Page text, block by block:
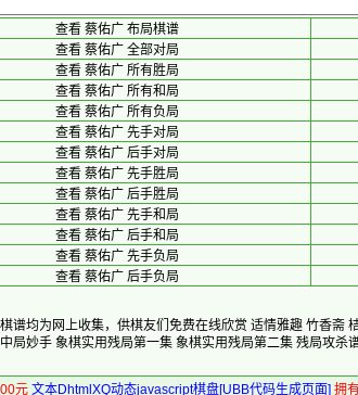
查看 蔡佑广 布局棋谱
查看 蔡佑广 全部对局
查看 蔡佑广 所有胜局
查看 蔡佑广 所有和局
查看 蔡佑广 所有负局
查看 蔡佑广 先手对局
查看 蔡佑广 后手对局
查看 蔡佑广 先手胜局
查看 蔡佑广 后手胜局
查看 蔡佑广 先手和局
查看 蔡佑广 后手和局
查看 蔡佑广 先手负局
查看 蔡佑广 后手负局
均为网上收集，供棋友们免费在线欣赏 适情雅趣 竹香斋
中局妙手 象棋实用残局第一集 象棋实用残局第二集 残局攻杀
元 文本DhtmlXQ动态javascript棋盘[UBB代码生成页面] 拥